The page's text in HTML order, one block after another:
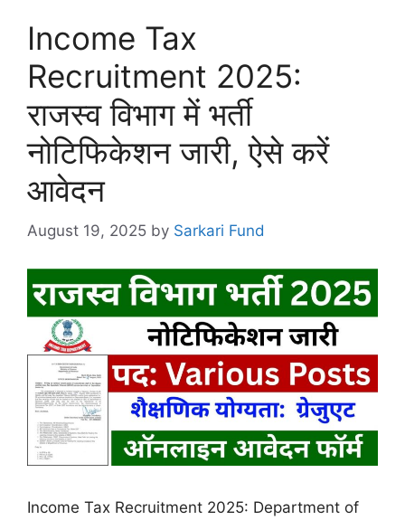
Income Tax
Recruitment 2025:
राजस्व विभाग में भर्ती
नोटिफिकेशन जारी, ऐसे करें
आवेदन
August 19, 2025 by Sarkari Fund
Income Tax Recruitment 2025: Department of